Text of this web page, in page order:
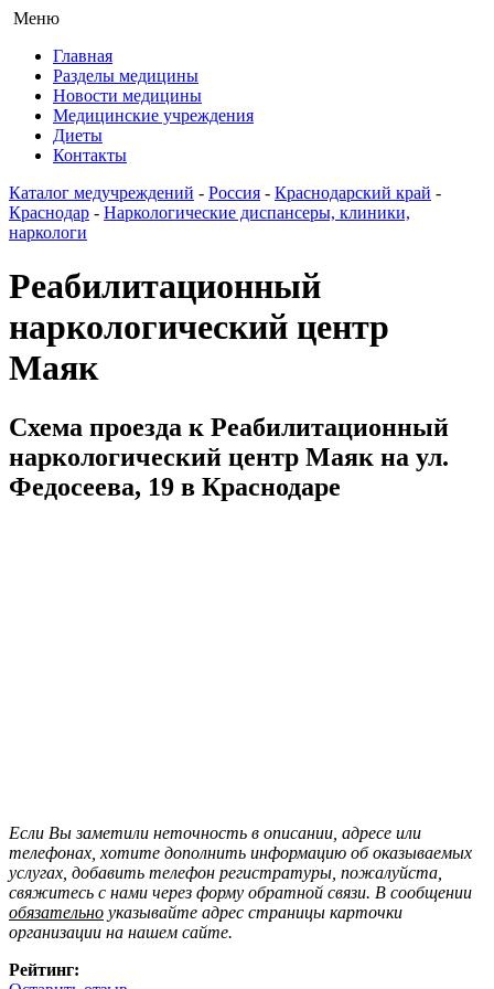
Меню
Главная
Разделы медицины
Новости медицины
Медицинские учреждения
Диеты
Контакты
Каталог медучреждений - Россия - Краснодарский край -
Краснодар - Наркологические диспансеры, клиники,
наркологи
Реабилитационный
наркологический центр
Маяк
Схема проезда к Реабилитационный
наркологический центр Маяк на ул.
Федосеева, 19 в Краснодаре
Если Вы заметили неточность в описании, адресе или
телефонах, хотите дополнить информацию об оказываемых
услугах, добавить телефон регистратуры, пожалуйста,
свяжитесь с нами через форму обратной связи. В сообщении
обязательно указывайте адрес страницы карточки
организации на нашем сайте.
Рейтинг: